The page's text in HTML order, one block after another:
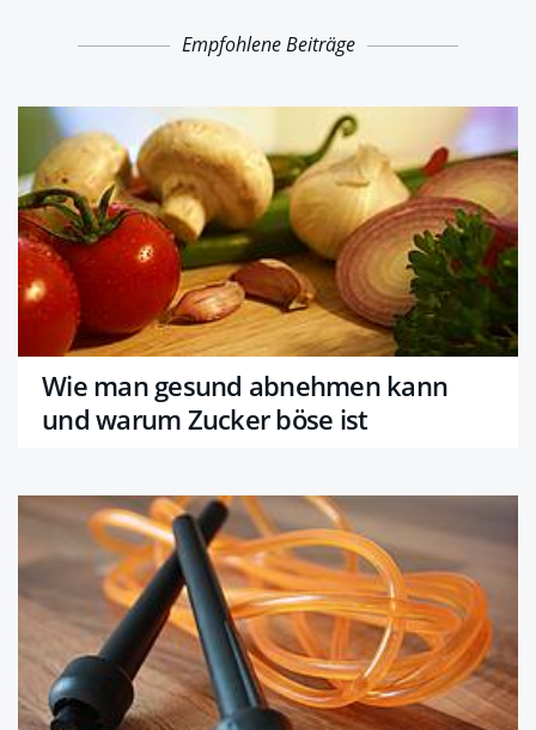
Empfohlene Beiträge
Wie man gesund abnehmen kann
und warum Zucker böse ist